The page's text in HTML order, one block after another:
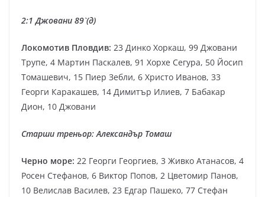
2:1 Джовани 89` (д)
Локомотив Пловдив: 23 Динко Хоркаш, 99 Джовани
Трупе, 4 Мартин Паскалев, 91 Хорхе Сегура, 50 Йосип
Томашевич, 15 Пиер Зебли, 6 Христо Иванов, 33
Георги Каракашев, 14 Димитър Илиев, 7 Бабакар
Дион, 10 Джовани
Старши треньор: Александър Томаш
Черно море: 22 Георги Георгиев, 3 Живко Атанасов, 4
Росен Стефанов, 6 Виктор Попов, 2 Цветомир Панов,
10 Велислав Василев, 23 Едгар Пашеко, 77 Стефан